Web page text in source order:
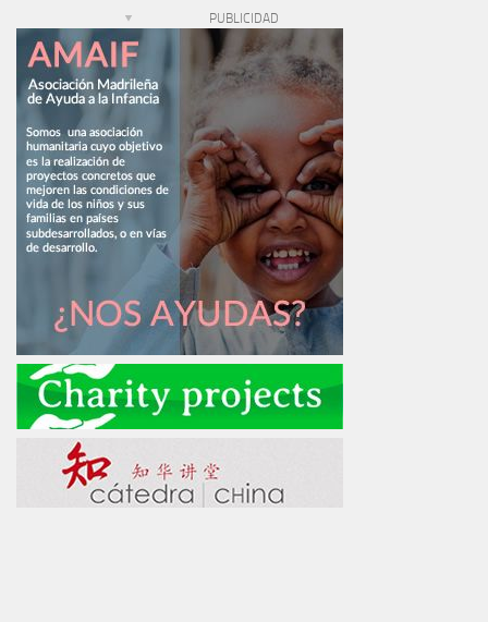
PUBLICIDAD